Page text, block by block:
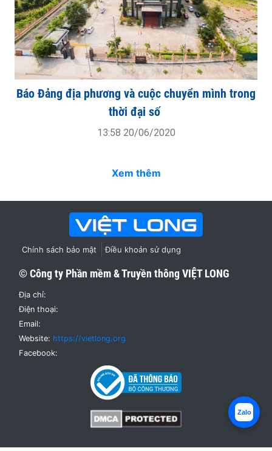
Báo Đảng địa phương và cuộc chuyển mình trong
thời đại số
13:58 20/06/2020
Xem thêm
Chính sách bảo mật Điều khoản sử dụng
© Công ty Phần mềm & Truyền thôngVIỆT LONG
Địa chỉ:
Điện thoại:
Email:
Website: https://vietlong.org
Facebook:
Zalo